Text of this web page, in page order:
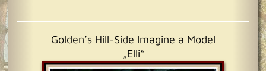
Golden’s Hill-Side Imagine a Model
„Elli“